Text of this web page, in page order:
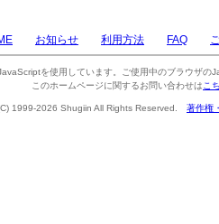
お知らせ 利用方法 FAQ
を使用しています。ご使用中のブラウザの
このホームページに関するお問い合わせは こ
1999-2026 Shugiin All Rights Reserved. 著作権